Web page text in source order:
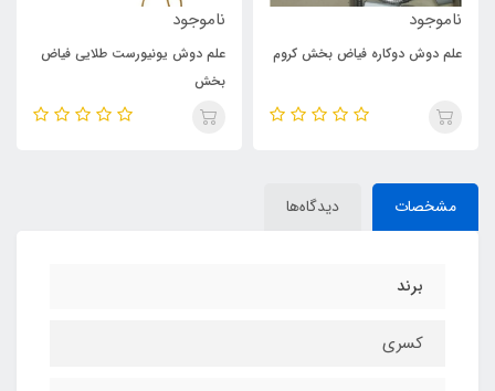
ناموجود
علم دوش دوکاره فیاض بخش کروم
ناموجود
علم دوش یونیورست طلایی فیاض
بخش
مشخصات دیدگاه‌ها
برند
کسری